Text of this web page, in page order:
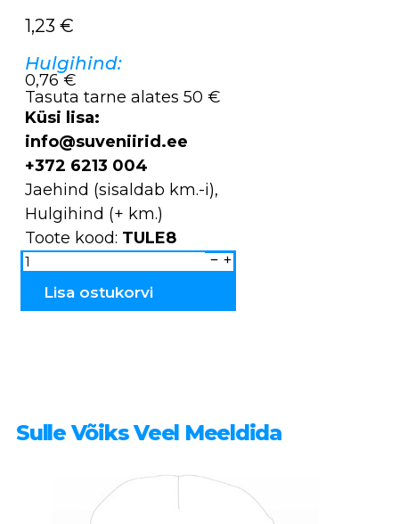
1,23 €
Hulgihind:
0,76 €
Tasuta tarne alates 50 €
Küsi lisa:
info@suveniirid.ee
+372 6213 004
Jaehind (sisaldab km.-i),
Hulgihind (+ km.)
Toote kood: TULE8
Tulemasin
ETNO
TULE
Lisa ostukorvi
Sulle Võiks Veel Meeldida